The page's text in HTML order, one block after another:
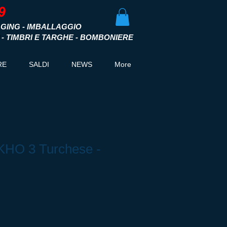
- IMBALLAGGIO
TIMBRI E TARGHE - BOMBONIERE
SALDI NEWS More
3 Turchese -